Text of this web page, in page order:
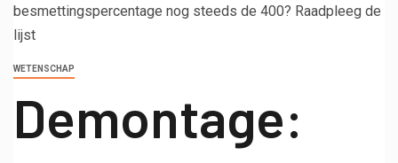
WETENSCHAP
Demontage: